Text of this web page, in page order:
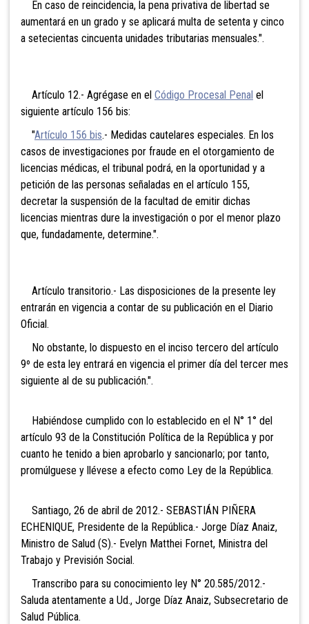
En caso de reincidencia, la pena privativa de libertad se
aumentará en un grado y se aplicará multa de setenta y cinco
a setecientas cincuenta unidades tributarias mensuales.".
Artículo 12.- Agrégase en el Código Procesal Penal el
siguiente artículo 156 bis:
"Artículo 156 bis.- Medidas cautelares especiales. En los
casos de investigaciones por fraude en el otorgamiento de
licencias médicas, el tribunal podrá, en la oportunidad y a
petición de las personas señaladas en el artículo 155,
decretar la suspensión de la facultad de emitir dichas
licencias mientras dure la investigación o por el menor plazo
que, fundadamente, determine.".
Artículo transitorio.- Las disposiciones de la presente ley
entrarán en vigencia a contar de su publicación en el Diario
Oficial.
No obstante, lo dispuesto en el inciso tercero del artículo
9º de esta ley entrará en vigencia el primer día del tercer mes
siguiente al de su publicación.".
Habiéndose cumplido con lo establecido en el N° 1° del
artículo 93 de la Constitución Política de la República y por
cuanto he tenido a bien aprobarlo y sancionarlo; por tanto,
promúlguese y llévese a efecto como Ley de la República.
Santiago, 26 de abril de 2012.- SEBASTIÁN PIÑERA
ECHENIQUE, Presidente de la República.- Jorge Díaz Anaiz,
Ministro de Salud (S).- Evelyn Matthei Fornet, Ministra del
Trabajo y Previsión Social.
Transcribo para su conocimiento ley N° 20.585/2012.-
Saluda atentamente a Ud., Jorge Díaz Anaiz, Subsecretario de
Salud Pública.